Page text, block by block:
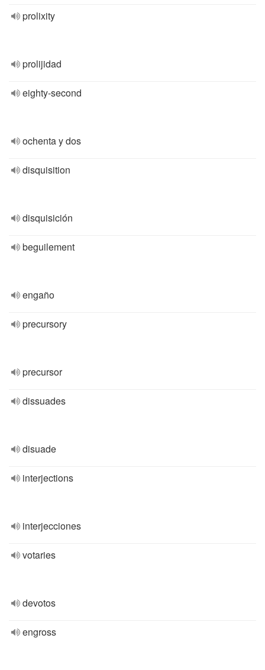
prolixity
prolijidad
eighty-second
ochenta y dos
disquisition
disquisición
beguilement
engaño
precursory
precursor
dissuades
disuade
interjections
interjecciones
votaries
devotos
engross